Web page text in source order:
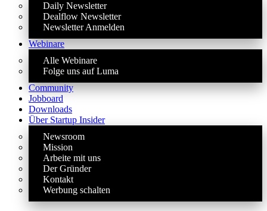
Daily Newsletter
Dealflow Newsletter
Newsletter Anmelden
Webinare
Alle Webinare
Folge uns auf Luma
Community
Jobboard
Downloads
Über Startup Insider
Newsroom
Mission
Arbeite mit uns
Der Gründer
Kontakt
Werbung schalten